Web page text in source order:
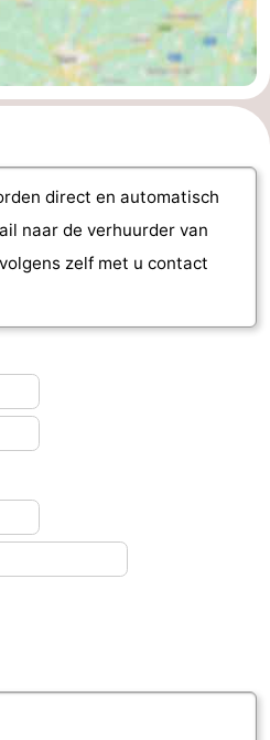
direct en automatisch
naar de verhuurder van
zelf met u contact